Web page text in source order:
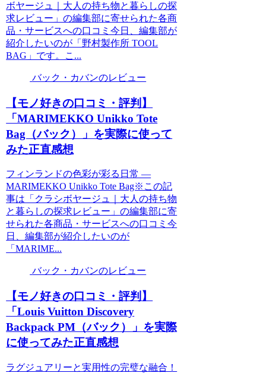
ボヤージュ｜大人の持ち物と暮らしの探
求レビュー」の編集部に寄せられた各商
品・サービスへの口コミ今日、編集部が
紹介したいのが「野村製作所 TOOL
BAG」です。こ...
バック・カバンのレビュー
【モノ好きの口コミ・評判】
「MARIMEKKO Unikko Tote
Bag（バック）」を実際に使って
みた正直感想
フィンランドの色彩が彩る日常 —
MARIMEKKO Unikko Tote Bag※この記
事は「クラシボヤージュ｜大人の持ち物
と暮らしの探求レビュー」の編集部に寄
せられた各商品・サービスへの口コミ今
日、編集部が紹介したいのが
「MARIME...
バック・カバンのレビュー
【モノ好きの口コミ・評判】
「Louis Vuitton Discovery
Backpack PM（バック）」を実際
に使ってみた正直感想
ラグジュアリーと実用性の完璧な融合！